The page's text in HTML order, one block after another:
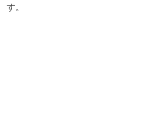
す。